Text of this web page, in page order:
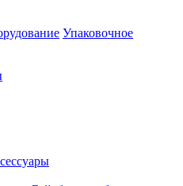
Упаковочное